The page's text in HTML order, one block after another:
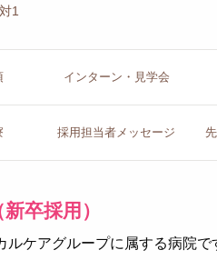
1
インターン ・見学会
採用担当者メッセージ
卒採用）
ルケアグループに属する病院